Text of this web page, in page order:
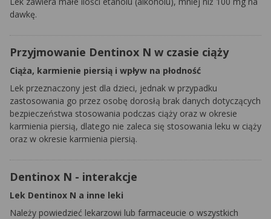
dawkę.
Przyjmowanie Dentinox N w czasie ciąży
Ciąża, karmienie piersią i wpływ na płodność
Lek przeznaczony jest dla dzieci, jednak w przypadku
zastosowania go przez osobę dorosłą brak danych dotyczących
bezpieczeństwa stosowania podczas ciąży oraz w okresie
karmienia piersią, dlatego nie zaleca się stosowania leku w ciąży
oraz w okresie karmienia piersią.
Dentinox N - interakcje
Lek Dentinox N a inne leki
Należy powiedzieć lekarzowi lub farmaceucie o wszystkich